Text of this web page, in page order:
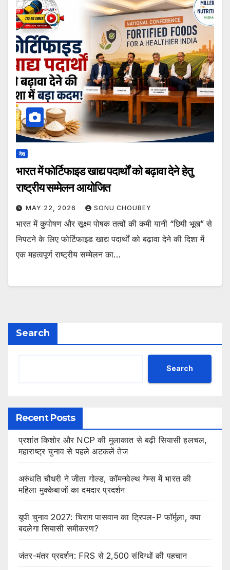
देश
भारत में फोर्टिफाइड खाद्य पदार्थों को बढ़ावा देने हेतु
राष्ट्रीय सम्मेलन आयोजित
MAY 22, 2026 SONU CHOUBEY
भारत में कुपोषण और सूक्ष्म पोषक तत्वों की कमी यानी “छिपी भूख” से
निपटने के लिए फोर्टिफाइड खाद्य पदार्थों को बढ़ावा देने की दिशा में
एक महत्वपूर्ण राष्ट्रीय सम्मेलन का…
Search
Search
Recent Posts
प्रशांत किशोर और NCP की मुलाकात से बढ़ी सियासी हलचल,
महाराष्ट्र चुनाव से पहले अटकलें तेज
अरुंधति चौधरी ने जीता गोल्ड, कॉमनवेल्थ गेम्स में भारत की
महिला मुक्केबाजों का दमदार प्रदर्शन
यूपी चुनाव 2027: चिराग पासवान का ट्रिपल-P फॉर्मूला, क्या
बदलेगा सियासी समीकरण?
जंतर-मंतर प्रदर्शन: FRS से 2,500 संदिग्धों की पहचान